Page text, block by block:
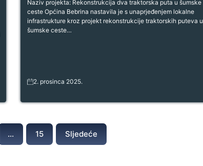
Naziv projekta: Rekonstrukcija dva traktorska puta u šumske
ceste Općina Bebrina nastavila je s unaprjeđenjem lokalne
infrastrukture kroz projekt rekonstrukcije traktorskih puteva u
šumske ceste…
2. prosinca 2025.
… 15 Sljedeće